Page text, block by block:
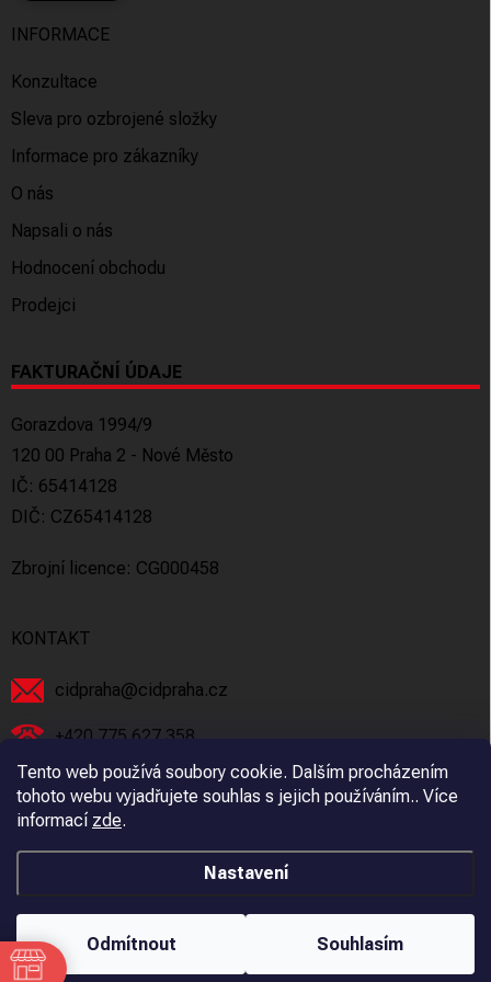
Tento web používá soubory cookie. Dalším procházením
tohoto webu vyjadřujete souhlas s jejich používáním.. Více
informací zde.
Nastavení
Odmítnout Souhlasím
INFORMACE
Konzultace
Sleva pro ozbrojené složky
Informace pro zákazníky
O nás
Napsali o nás
Hodnocení obchodu
Prodejci
FAKTURAČNÍ ÚDAJE
Gorazdova 1994/9
120 00 Praha 2 - Nové Město
IČ: 65414128
DIČ: CZ65414128
Zbrojní licence: CG000458
KONTAKT
cidpraha@cidpraha.cz
+420 775 627 358
Facebook
cidpraha_zbrane
Vytvořil Shoptet
Copyright 2026 C.I.D Praha s.r.o. . Všechna práva vyhrazena.